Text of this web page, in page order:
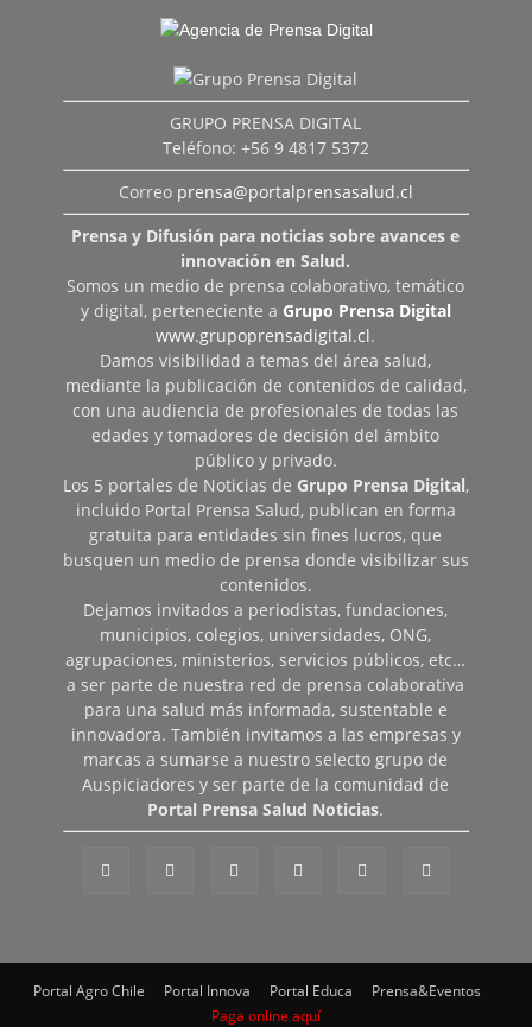
GRUPO PRENSA DIGITAL
Teléfono: +56 9 4817 5372
Correo prensa@portalprensasalud.cl
Prensa y Difusión para noticias sobre avances e
innovación en Salud.
Somos un medio de prensa colaborativo, temático
y digital, perteneciente a Grupo Prensa Digital
www.grupoprensadigital.cl.
Damos visibilidad a temas del área salud,
mediante la publicación de contenidos de calidad,
con una audiencia de profesionales de todas las
edades y tomadores de decisión del ámbito
público y privado.
Los 5 portales de Noticias de Grupo Prensa Digital,
incluido Portal Prensa Salud, publican en forma
gratuita para entidades sin fines lucros, que
busquen un medio de prensa donde visibilizar sus
contenidos.
Dejamos invitados a periodistas, fundaciones,
municipios, colegios, universidades, ONG,
agrupaciones, ministerios, servicios públicos, etc…
a ser parte de nuestra red de prensa colaborativa
para una salud más informada, sustentable e
innovadora. También invitamos a las empresas y
marcas a sumarse a nuestro selecto grupo de
Auspiciadores y ser parte de la comunidad de
Portal Prensa Salud Noticias.
Portal Agro Chile Portal Innova Portal Educa
Prensa&Eventos
Paga online aquí